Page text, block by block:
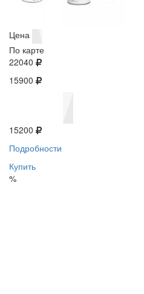
Цена
По карте
22040
15900
15200
Подробности
Купить
%